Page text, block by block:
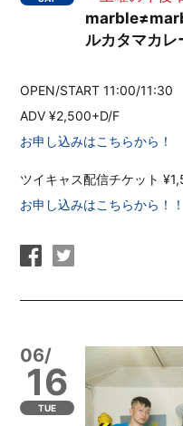
ルカタマカレ
OPEN/START 11:00/11:30
ADV ¥2,500+D/F
お申し込みはこちらから！
ツイキャス配信チケット
お申し込みはこちらから！！
06/
16
TUE